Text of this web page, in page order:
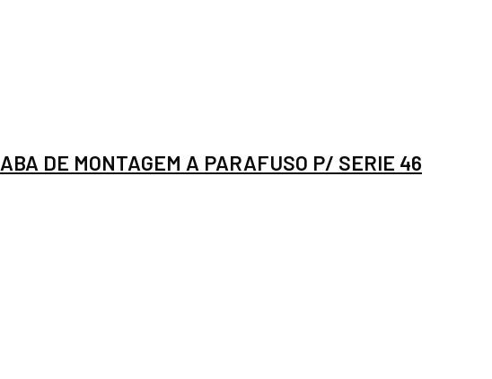
ABA DE MONTAGEM A PARAFUSO P/ SERIE 46